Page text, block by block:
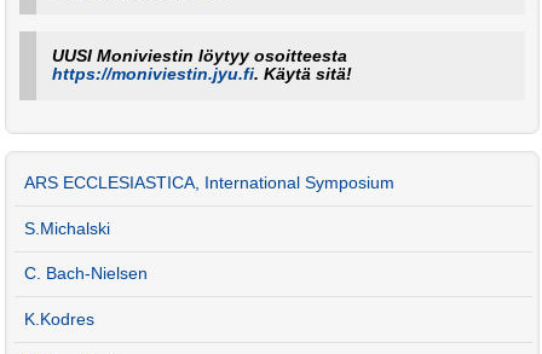
UUSI Moniviestin löytyy osoitteesta
https://moniviestin.jyu.fi. Käytä sitä!
ARS ECCLESIASTICA, International Symposium
S.Michalski
C. Bach-Nielsen
K.Kodres